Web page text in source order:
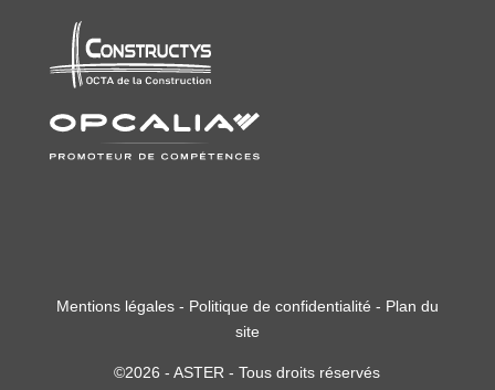
Mentions légales- Politique de confidentialité - Plan du
site
©2026 - ASTER - Tous droits réservés